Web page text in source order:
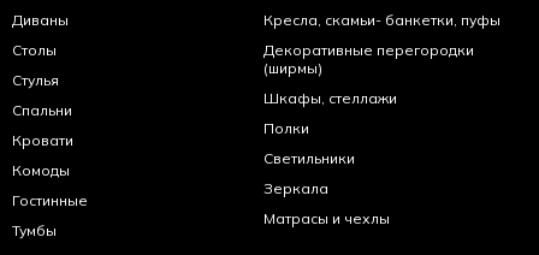
Диваны
Столы
Стулья
Спальни
Кровати
Комоды
Гостинные
Тумбы
Кресла, скамьи- банкетки, пуфы
Декоративные перегородки
(ширмы)
Шкафы, стеллажи
Полки
Светильники
Зеркала
Матрасы и чехлы